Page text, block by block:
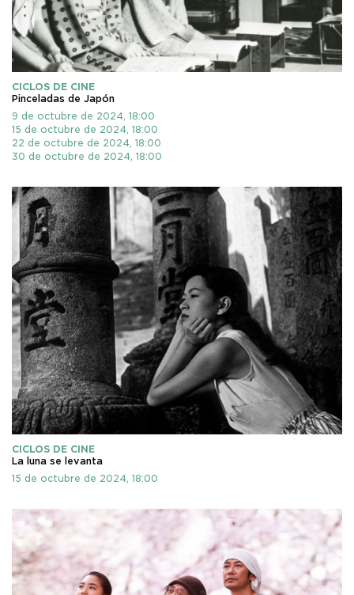
CICLOS DE CINE
Pinceladas de Japón
9 de octubre de 2024, 18:00
15 de octubre de 2024, 18:00
22 de octubre de 2024, 18:00
30 de octubre de 2024, 18:00
CICLOS DE CINE
La luna se levanta
15 de octubre de 2024, 18:00